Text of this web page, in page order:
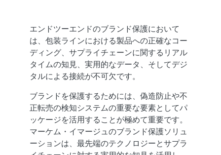
エンドツーエンドのブランド保護において
は、包装ラインにおける製品への正確なコー
ディング、サプライチェーンに関するリアル
タイムの知見、実用的なデータ、そしてデジ
タルによる接続が不可欠です。
ブランドを保護するためには、 偽造防止や不
正転売の検知システムの重要な要素としてパ
ッケージを活用することが極めて重要です。
マーケム・イマージュのブランド保護ソリュ
ーションは、最先端のテクノロジーとサプラ